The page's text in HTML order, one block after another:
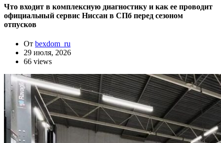
Что входит в комплексную диагностику и как ее проводит
официальный сервис Ниссан в СПб перед сезоном
отпусков
От bexdom_ru
29 июля, 2026
66 views